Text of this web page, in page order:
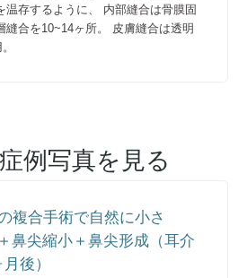
温存するように、 内部縫合は骨膜固
縫合を10~14ヶ所。 皮膚縫合は透明
例写真を見る
複合手術で自然に小さ
鼻尖縮小＋鼻尖形成（耳介
後）